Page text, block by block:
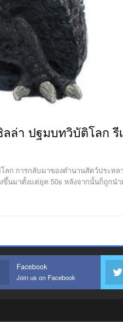
ล่า ปฐมบทวิบัติโลก
ลก การกลับมาของตำนานสัตว์ประ
นมาตั้งแต่ยุค 50s หลังจากนั้นก็ถูกน
Facebook
Join us on Facebook